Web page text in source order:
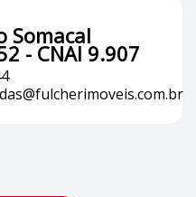
Somacal
- CNAI 9.907